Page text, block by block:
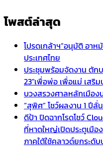
โพสต์ล่าสุด
โปรดเกล้าฯ”อนุมัติ อา
ประเทศไทย
ประชุมพร้อมจัดงาน ตัก
23″เพื่อพ่อ เพื่อแม่ เสริ
บวงสรวงศาลหลักเมือง
“สุพิศ” โชว์ผลงาน 1 ปี
ดีป้า ปิดฉากโรดโชว์
ที่หาดใหญ่เปิดประตูเมือ
ภาคใต้ใช้คลาวด์ยกระดับ